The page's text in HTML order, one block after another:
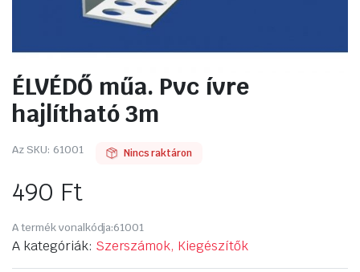
ÉLVÉDŐ műa. Pvc ívre
hajlítható 3m
Az SKU: 61001 Nincs raktáron
490 Ft
A termék vonalkódja:61001
A kategóriák: Szerszámok, Kiegészítők